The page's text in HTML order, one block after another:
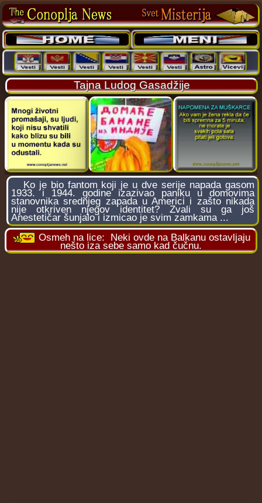
Tajna Ludog Gasadžije
Ko je bio fantom koji je u dve serije napada gasom
1933. i 1944. godine izazivao paniku u domovima
stanovnika srednjeg zapada u Americi i zašto nikada
nije otkriven njegov identitet? Zvali su ga još
Anestetičar šunjalo i izmicao je svim zamkama ...
Osmeh na lice: Neki ovde na Balkanu ostavljaju
nešto iza sebe samo kad čučnu.